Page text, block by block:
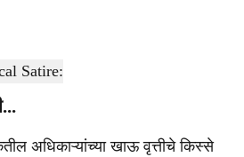
अधिकाऱ्यांच्या खाऊ वृत्तीचे किस्से